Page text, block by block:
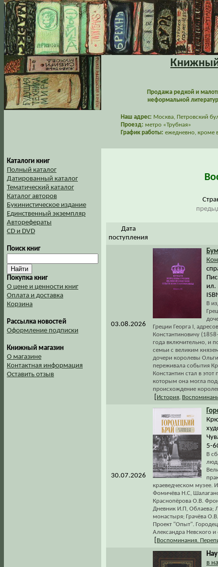
Книжный
Продажа редкой и
неформальной
Наш адрес: Москва, Петровский
Проезд: метро «Трубная»
График работы: ежедневно, кроме
Каталоги книг
Полный каталог
Датированный каталог
Тематический каталог
Каталог авторов
Букинистическое издание
Единственный экземпляр
Авторефераты
CD и DVD
Поиск книг
Покупка книг
О цене и ценности книг
Оплата и доставка
Корзина
Рассылка новостей
Оформление подписки
Книжный магазин
О магазине
Контактная информация
Оставить отзыв
Дата
поступления
03.08.2026
ил.
В
Греции Георга I,
Константиновичу
года включительно, и
семьи с великим
дочери королевы
переживала события
Константин стал в
которым она могла
происхождение
История
30.07.2026
5-
В
краеведческом музее.
Фомичёва Н.С,
Краснопёрова О.В.
Дневник И.П, Облаева;
монастыря; Грачёва
Проект "Опыт".
Александра Невского
Воспоминания.
в